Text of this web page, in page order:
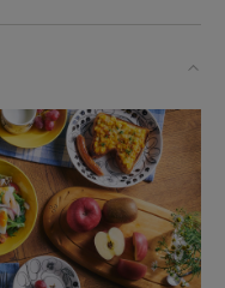
上げてくれる
クション。
料理まで
る万能アイテムシリ
く、もっと楽しく賑や